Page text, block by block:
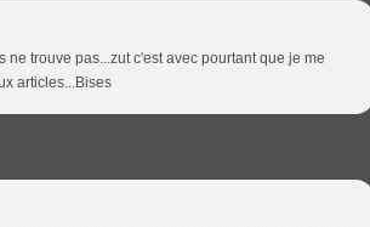
trouve pas...zut c'est avec pourtant que je me
articles...Bises